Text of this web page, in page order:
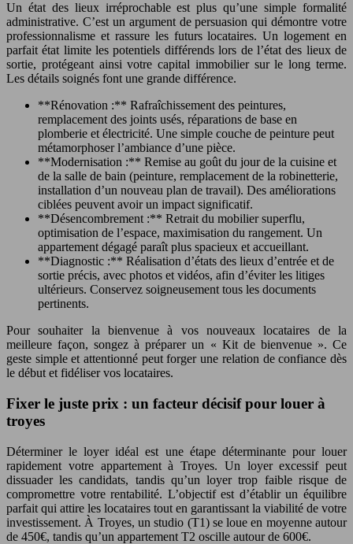
Un état des lieux irréprochable est plus qu’une simple formalité
administrative. C’est un argument de persuasion qui démontre votre
professionnalisme et rassure les futurs locataires. Un logement en
parfait état limite les potentiels différends lors de l’état des lieux de
sortie, protégeant ainsi votre capital immobilier sur le long terme.
Les détails soignés font une grande différence.
**Rénovation :** Rafraîchissement des peintures,
remplacement des joints usés, réparations de base en
plomberie et électricité. Une simple couche de peinture peut
métamorphoser l’ambiance d’une pièce.
**Modernisation :** Remise au goût du jour de la cuisine et
de la salle de bain (peinture, remplacement de la robinetterie,
installation d’un nouveau plan de travail). Des améliorations
ciblées peuvent avoir un impact significatif.
**Désencombrement :** Retrait du mobilier superflu,
optimisation de l’espace, maximisation du rangement. Un
appartement dégagé paraît plus spacieux et accueillant.
**Diagnostic :** Réalisation d’états des lieux d’entrée et de
sortie précis, avec photos et vidéos, afin d’éviter les litiges
ultérieurs. Conservez soigneusement tous les documents
pertinents.
Pour souhaiter la bienvenue à vos nouveaux locataires de la
meilleure façon, songez à préparer un « Kit de bienvenue ». Ce
geste simple et attentionné peut forger une relation de confiance dès
le début et fidéliser vos locataires.
Fixer le juste prix : un facteur décisif pour louer à
troyes
Déterminer le loyer idéal est une étape déterminante pour louer
rapidement votre appartement à Troyes. Un loyer excessif peut
dissuader les candidats, tandis qu’un loyer trop faible risque de
compromettre votre rentabilité. L’objectif est d’établir un équilibre
parfait qui attire les locataires tout en garantissant la viabilité de votre
investissement. À Troyes, un studio (T1) se loue en moyenne autour
de 450€, tandis qu’un appartement T2 oscille autour de 600€.